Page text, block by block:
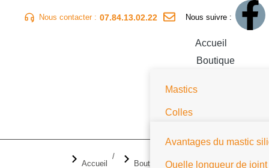
Nous contacter : 07.84.13.02.22 Nous suivre :
Accueil
Boutique
Mastics
Colles
Nos Conseils
Questions / Réponses
Avantages du mastic
Quelle longueur de joint
Vous êtes ici :
Accueil Boutique Outillage et